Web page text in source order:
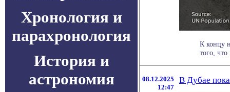
Хронология и
парахронология
История и
астрономия
К концу
того,
08.12.2025
12:47
В Дубае